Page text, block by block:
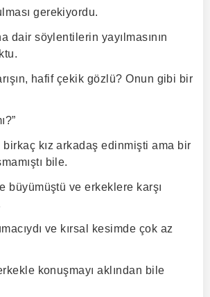
gerekiyordu.
dair söylentilerin yayılmasının
hafif çekik gözlü? Onun gibi bir
birkaç kız arkadaş edinmişti ama bir
bile.
büyümüştü ve erkeklere karşı
ve kırsal kesimde çok az
konuşmayı aklından bile